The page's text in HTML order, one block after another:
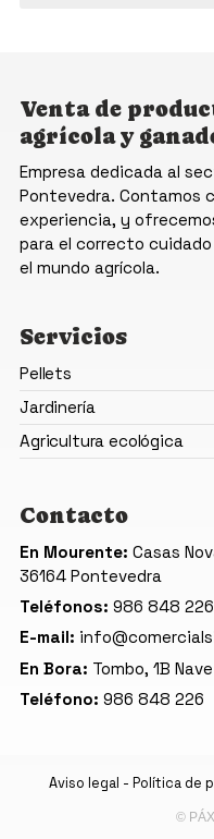
Venta de
agrícola y
Empresa dedicada al
Pontevedra. Contamos
experiencia, y
para el correcto
el mundo agrícola.
Servicios
Pellets
Jardinería
Agricultura ecológica
Contacto
En Mourente: Casas
36164 Pontevedra
Teléfonos: 986 848 226
E-mail:
En Bora: Tombo, 1B
Teléfono: 986 848 226
Aviso legal - Política de
©